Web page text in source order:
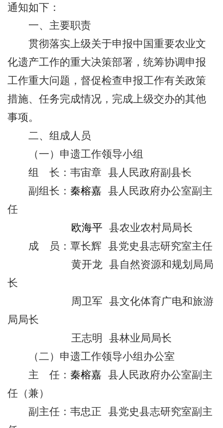
通知如下：
一、主要职责
贯彻落实 上级关于申报中国重要农业文
化遗产工作的重大决策部署 ， 统筹协调申报
工作重大问题 ， 督促检查申报工作有关政策
措施、 任务完成情况， 完成 上级交办的其他
事项。
二、组成人员
（一）申遗工作领导小组
组 长：韦宙章 县 人民政府副县长
副组长： 秦榕嘉 县 人民政府办公室副主
任
欧海平县农业农村局局长
成 员：覃长辉 县党史县志研究室主任
黄开龙 县自然资源和规划局局
长
周卫军 县文化体育广电和旅游
局局长
王志明 县林业局局长
（二）申遗工作领导小组办公室
主 任 ： 秦榕嘉 县 人民政府办公室副主
任（兼）
副主任 ：韦忠正 县党史县志研究室副主